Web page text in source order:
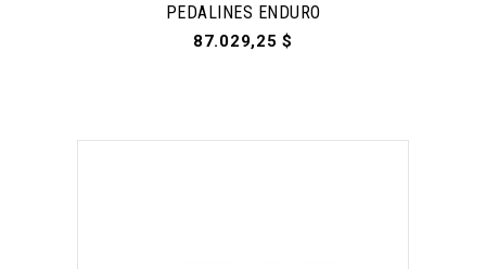
PEDALINES ENDURO
87.029,25 $